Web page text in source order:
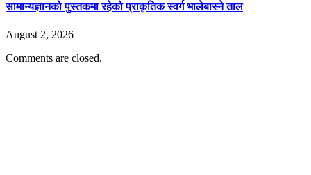
सामान्यज्ञानको पुस्तकमा रहेको प्राकृतिक स्वर्ग भालेबास्ने ताल
August 2, 2026
Comments are closed.